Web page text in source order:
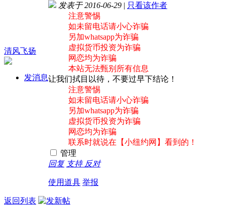
清风飞扬
发消息
发表于 2016-06-29 | 只看该作者
注意警惕
如未留电话请小心诈骗
另加whatsapp为诈骗
虚拟货币投资为诈骗
网恋均为诈骗
本站无法甄别所有信息
让我们拭目以待，不要过早下结论！
注意警惕
如未留电话请小心诈骗
另加whatsapp为诈骗
虚拟货币投资为诈骗
网恋均为诈骗
联系时就说在【小纽约网】看到的！
管理
回复 支持 反对
使用道具 举报
返回列表